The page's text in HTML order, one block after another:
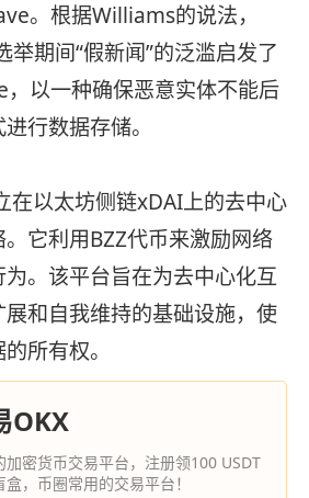
。根据Williams的说法，
期间“假新闻”的泛滥启发了
以一种确保恶意实体不能后
行数据存储。
在以太坊侧链xDAI上的去中心
它利用BZZ代币来激励网络
。该平台旨在为去中心化互
和自我维持的基础设施，使
所有权。
OKX
加密货币交易平台，注册领100 USDT
盒，币圈常用的交易平台！